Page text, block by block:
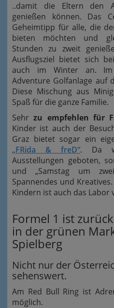
..damit die Eltern den
genießen können. Das
Geheimtipp für alle, die
bieten möchten und
Stunden zu zweit
Ausflugsziel bietet sich
auch im Winter an.
Adventure Golfanlage auf
Diese Mischung aus
Spaß für die ganze Familie.
Sehrzu empfehlen für
Kinder ist auch der
Graz bietet sogar ein
„FRida & freD“. Da
Ausstellungen geboten,
und „Samstag um
Spannendes und
Kindern ist auch das Labor
Formel 1 ist
in der grünen
Spielberg
Nicht nur der
sehenswert.
Am Red Bull Ring ist
möglich.